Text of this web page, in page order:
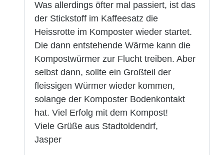
Was allerdings öfter mal passiert, ist das
der Stickstoff im Kaffeesatz die
Heissrotte im Komposter wieder startet.
Die dann entstehende Wärme kann die
Kompostwürmer zur Flucht treiben. Aber
selbst dann, sollte ein Großteil der
fleissigen Würmer wieder kommen,
solange der Komposter Bodenkontakt
hat. Viel Erfolg mit dem Kompost!
Viele Grüße aus Stadtoldendrf,
Jasper